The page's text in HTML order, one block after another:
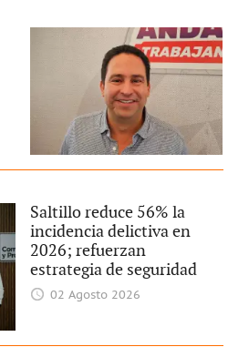
Saltillo reduce 56% la
incidencia delictiva en
2026; refuerzan
estrategia de seguridad
02 Agosto 2026